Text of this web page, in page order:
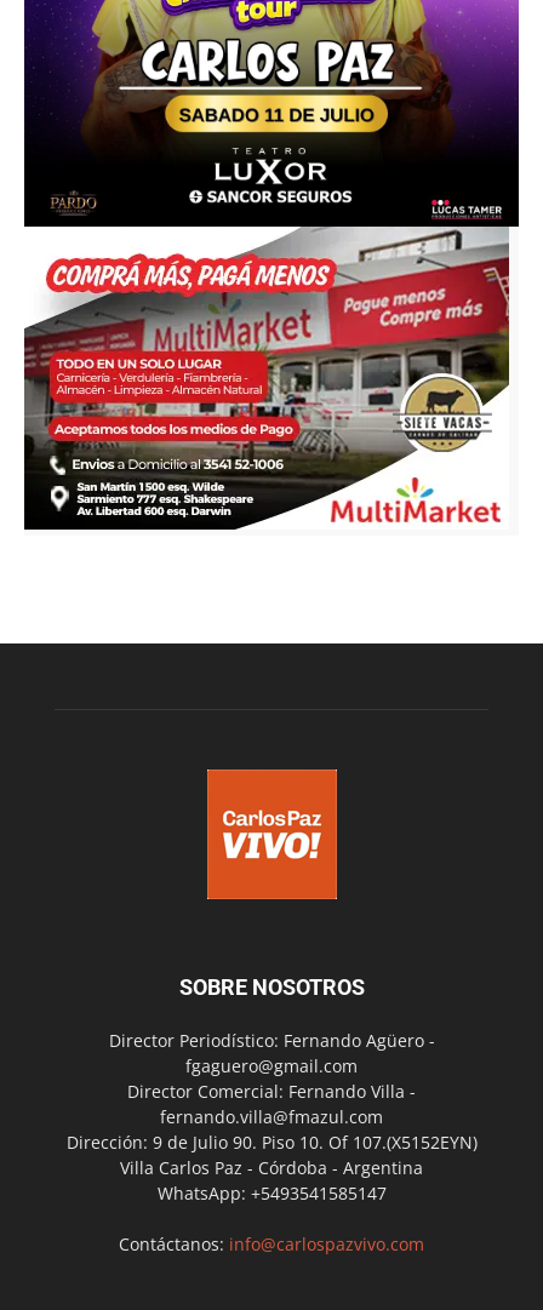
SOBRE NOSOTROS
Director Periodístico: Fernando Agüero -
fgaguero@gmail.com
Director Comercial: Fernando Villa -
fernando.villa@fmazul.com
Dirección: 9 de Julio 90. Piso 10. Of 107.(X5152EYN)
Villa Carlos Paz - Córdoba - Argentina
WhatsApp: +5493541585147
Contáctanos: info@carlospazvivo.com